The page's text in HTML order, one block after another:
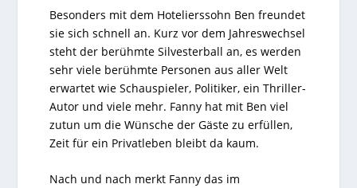
Besonders mit dem Hotelierssohn Ben freundet
sie sich schnell an. Kurz vor dem Jahreswechsel
steht der berühmte Silvesterball an, es werden
sehr viele berühmte Personen aus aller Welt
erwartet wie Schauspieler, Politiker, ein Thriller-
Autor und viele mehr. Fanny hat mit Ben viel
zutun um die Wünsche der Gäste zu erfüllen,
Zeit für ein Privatleben bleibt da kaum.
Nach und nach merkt Fanny das im